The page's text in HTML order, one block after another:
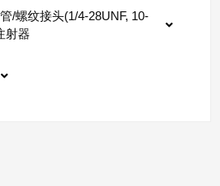
/螺纹接头(1/4-28UNF, 10-
射器